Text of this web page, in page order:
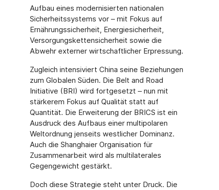
Aufbau eines modernisierten nationalen
Sicherheitssystems vor – mit Fokus auf
Ernährungssicherheit, Energiesicherheit,
Versorgungskettensicherheit sowie die
Abwehr externer wirtschaftlicher Erpressung.
Zugleich intensiviert China seine Beziehungen
zum Globalen Süden. Die Belt and Road
Initiative (BRI) wird fortgesetzt – nun mit
stärkerem Fokus auf Qualität statt auf
Quantität. Die Erweiterung der BRICS ist ein
Ausdruck des Aufbaus einer multipolaren
Weltordnung jenseits westlicher Dominanz.
Auch die Shanghaier Organisation für
Zusammenarbeit wird als multilaterales
Gegengewicht gestärkt.
Doch diese Strategie steht unter Druck. Die